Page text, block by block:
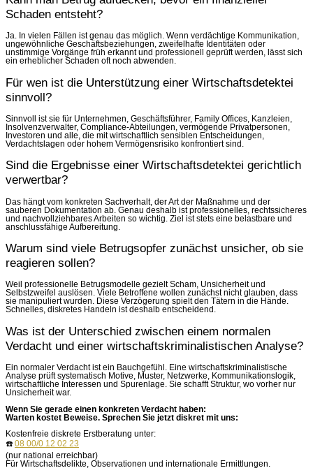
Schaden entsteht?
Ja. In vielen Fällen ist genau das möglich. Wenn verdächtige Kommunikation,
ungewöhnliche Geschäftsbeziehungen, zweifelhafte Identitäten oder
unstimmige Vorgänge früh erkannt und professionell geprüft werden, lässt sich
ein erheblicher Schaden oft noch abwenden.
Für wen ist die Unterstützung einer Wirtschaftsdetektei
sinnvoll?
Sinnvoll ist sie für Unternehmen, Geschäftsführer, Family Offices, Kanzleien,
Insolvenzverwalter, Compliance-Abteilungen, vermögende Privatpersonen,
Investoren und alle, die mit wirtschaftlich sensiblen Entscheidungen,
Verdachtslagen oder hohem Vermögensrisiko konfrontiert sind.
Sind die Ergebnisse einer Wirtschaftsdetektei gerichtlich
verwertbar?
Das hängt vom konkreten Sachverhalt, der Art der Maßnahme und der
sauberen Dokumentation ab. Genau deshalb ist professionelles, rechtssicheres
und nachvollziehbares Arbeiten so wichtig. Ziel ist stets eine belastbare und
anschlussfähige Aufbereitung.
Warum sind viele Betrugsopfer zunächst unsicher, ob sie
reagieren sollen?
Weil professionelle Betrugsmodelle gezielt Scham, Unsicherheit und
Selbstzweifel auslösen. Viele Betroffene wollen zunächst nicht glauben, dass
sie manipuliert wurden. Diese Verzögerung spielt den Tätern in die Hände.
Schnelles, diskretes Handeln ist deshalb entscheidend.
Was ist der Unterschied zwischen einem normalen
Verdacht und einer wirtschaftskriminalistischen Analyse?
Ein normaler Verdacht ist ein Bauchgefühl. Eine wirtschaftskriminalistische
Analyse prüft systematisch Motive, Muster, Netzwerke, Kommunikationslogik,
wirtschaftliche Interessen und Spurenlage. Sie schafft Struktur, wo vorher nur
Unsicherheit war.
Wenn Sie gerade einen konkreten Verdacht haben:
Warten kostet Beweise. Sprechen Sie jetzt diskret mit uns:
Kostenfreie diskrete Erstberatung unter:
☎️ 08 00/0 12 02 23
(nur national erreichbar)
Für Wirtschaftsdelikte, Observationen und internationale Ermittlungen.